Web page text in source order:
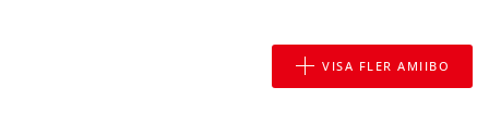
VISA FLER AMIIBO